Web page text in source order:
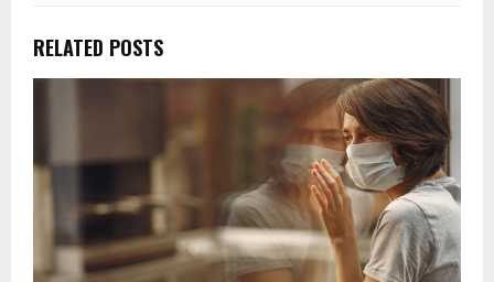
RELATED POSTS